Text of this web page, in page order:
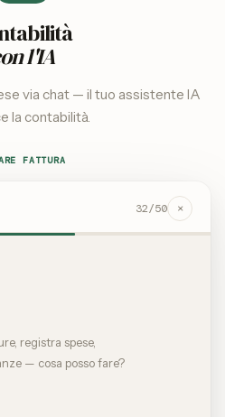
l'IA
via chat — il tuo assistente IA
la contabilità.
FATTURA
32/50 ×
registra spese,
— cosa posso fare?